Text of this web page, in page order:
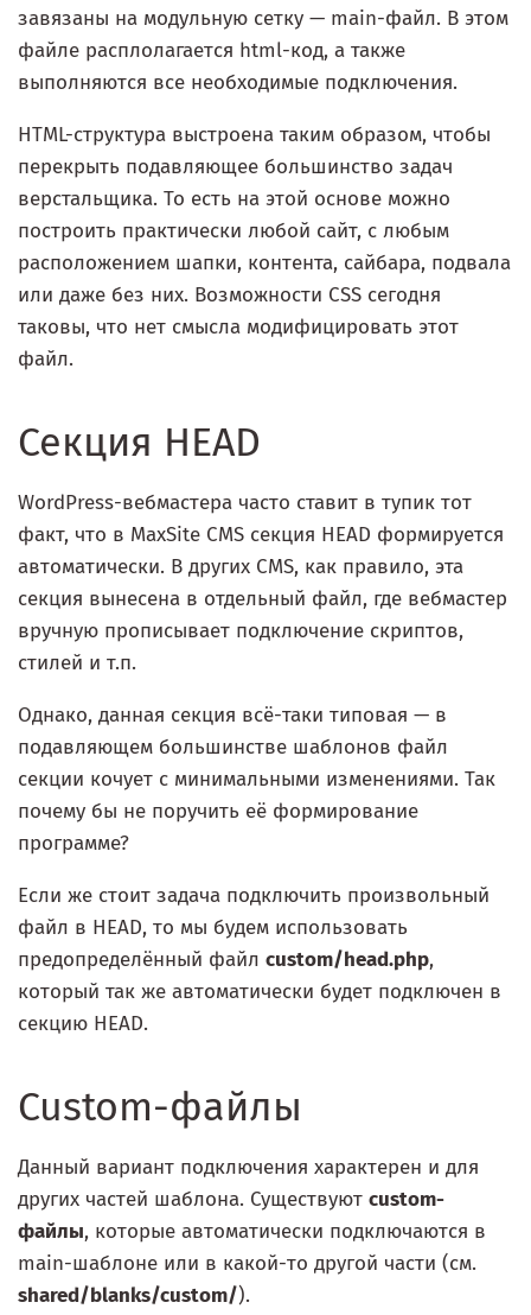
завязаны на модульную сетку — main-файл. В этом
файле расплолагается html-код, а также
выполняются все необходимые подключения.
HTML-структура выстроена таким образом, чтобы
перекрыть подавляющее большинство задач
верстальщика. То есть на этой основе можно
построить практически любой сайт, с любым
расположением шапки, контента, сайбара, подвала
или даже без них. Возможности CSS сегодня
таковы, что нет смысла модифицировать этот
файл.
Секция HEAD
WordPress-вебмастера часто ставит в тупик тот
факт, что в MaxSite CMS секция HEAD формируется
автоматически. В других CMS, как правило, эта
секция вынесена в отдельный файл, где вебмастер
вручную прописывает подключение скриптов,
стилей и т.п.
Однако, данная секция всё-таки типовая — в
подавляющем большинстве шаблонов файл
секции кочует с минимальными изменениями. Так
почему бы не поручить её формирование
программе?
Если же стоит задача подключить произвольный
файл в HEAD, то мы будем использовать
предопределённый файл custom/head.php,
который так же автоматически будет подключен в
секцию HEAD.
Custom-файлы
Данный вариант подключения характерен и для
других частей шаблона. Существуют custom-
файлы, которые автоматически подключаются в
main-шаблоне или в какой-то другой части (см.
shared/blanks/custom/).